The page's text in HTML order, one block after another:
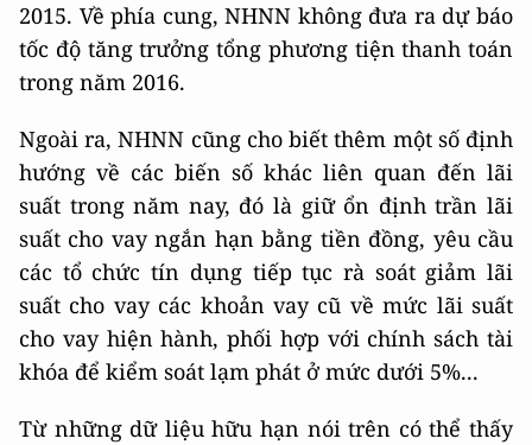
2015. Về phía cung, NHNN không đưa ra dự báo
tốc độ tăng trưởng tổng phương tiện thanh toán
trong năm 2016.
Ngoài ra, NHNN cũng cho biết thêm một số định
hướng về các biến số khác liên quan đến lãi
suất trong năm nay, đó là giữ ổn định trần lãi
suất cho vay ngắn hạn bằng tiền đồng, yêu cầu
các tổ chức tín dụng tiếp tục rà soát giảm lãi
suất cho vay các khoản vay cũ về mức lãi suất
cho vay hiện hành, phối hợp với chính sách tài
khóa để kiểm soát lạm phát ở mức dưới 5%...
Từ những dữ liệu hữu hạn nói trên có thể thấy